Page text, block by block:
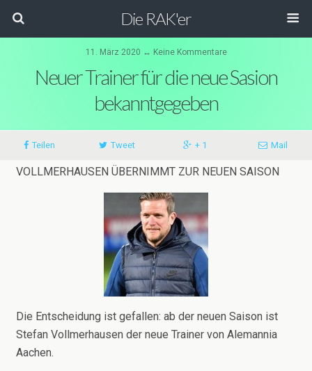
Die RAK'er
11. März 2020 ↔ Keine Kommentare
Neuer Trainer für die neue Sasion
bekanntgegeben
Teilen Tweet + 1 Mail
VOLLMERHAUSEN ÜBERNIMMT ZUR NEUEN SAISON
Die Entscheidung ist gefallen: ab der neuen Saison ist
Stefan Vollmerhausen der neue Trainer von Alemannia
Aachen.